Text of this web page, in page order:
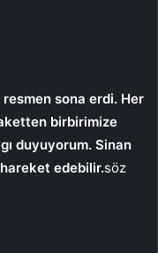
resmen sona erdi. Her
birbirimize
duyuyorum. Sinan
edebilir.söz